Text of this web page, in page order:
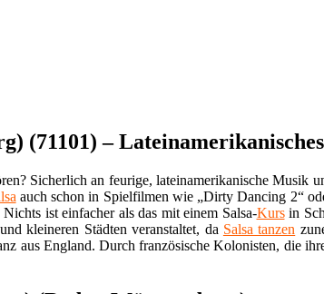
(71101) –
Sicherlich an feurige, lateinamerikanische Musik
auch schon in Spielfilmen wie „Dirty Dancing 2“
Nichts ist einfacher als das mit einem Salsa-Kursin
kleineren Städten veranstaltet, da Salsa tanzen
aus England. Durch französische Kolonisten, die